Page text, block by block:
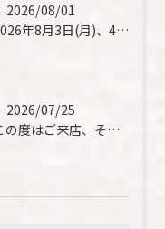
2026/08/01
2026年8月3日(月)、4日(火)は、臨時休業させて頂きま...
2026/07/25
この度はご来店、そして素敵なご紹介誠にありがとうございます✨...